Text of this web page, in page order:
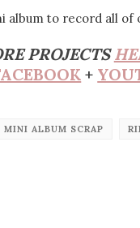
to record all of
PROJECTS
+
MINI ALBUM SCRAP